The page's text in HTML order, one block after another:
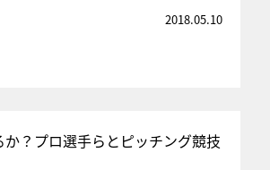
2018.05.10
？プロ選手らとピッチング競技